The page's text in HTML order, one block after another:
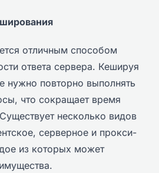
отличным способом
ответа сервера. Кешируя
нужно повторно выполнять
что сокращает время
несколько видов
серверное и прокси-
из которых может